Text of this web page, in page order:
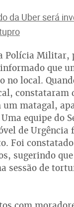
da Uber será
Polícia Militar,
que
no local.
constataram
um matagal,
equipe do
de Urgência
Foi
sugerindo
sessão de